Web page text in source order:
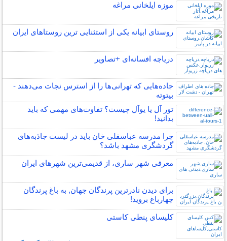
موزه ایلخانی مراغه
روستای ابیانه یکی از استثنایی ‏ترین روستاهای ایران
دریاچه افسانه‌ای +تصاویر
جاده‌هایی که تهرانی‌ها را از استرس نجات می‌دهند -
بیتوته
تور آل یا یوآل چیست؟ تفاوت‌های مهمی که باید
بدانید!
چرا مدرسه عباسقلی خان باید در لیست جاذبه‌های
گردشگری مشهد باشد؟
معرفی شهر ساری، از قدیمی‌ترین شهرهای ایران
برای دیدن نادرترین پرندگان جهان, به باغ پرندگان
چهارباغ بروید!
کلیسای پنطی کاستی